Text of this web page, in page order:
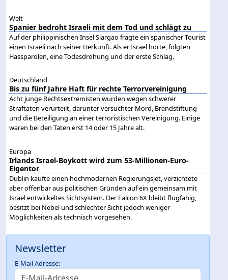
Welt
Spanier bedroht Israeli mit dem Tod und schlägt zu
Auf der philippinischen Insel Siargao fragte ein spanischer Tourist
einen Israeli nach seiner Herkunft. Als er Israel hörte, folgten
Hassparolen, eine Todesdrohung und der erste Schlag.
Deutschland
Bis zu fünf Jahre Haft für rechte Terrorvereinigung
Acht junge Rechtsextremisten wurden wegen schwerer
Straftaten verurteilt, darunter versuchter Mord, Brandstiftung
und die Beteiligung an einer terroristischen Vereinigung. Einige
waren bei den Taten erst 14 oder 15 Jahre alt.
Europa
Irlands Israel-Boykott wird zum 53-Millionen-Euro-
Eigentor
Dublin kaufte einen hochmodernen Regierungsjet, verzichtete
aber offenbar aus politischen Gründen auf ein gemeinsam mit
Israel entwickeltes Sichtsystem. Der Falcon 6X bleibt flugfähig,
besitzt bei Nebel und schlechter Sicht jedoch weniger
Möglichkeiten als technisch vorgesehen.
Newsletter
E-Mail Adresse: